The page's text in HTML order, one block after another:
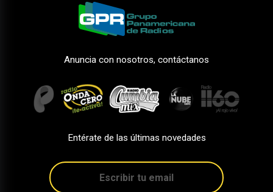
Anuncia con nosotros, contáctanos
Entérate de las últimas novedades